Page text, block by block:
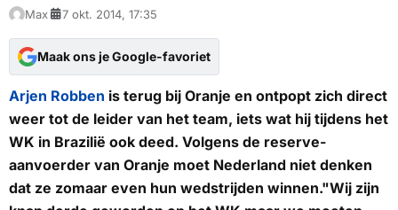
Max 7 okt. 2014, 17:35
Maak ons je Google-favoriet
Arjen Robben is terug bij Oranje en ontpopt zich direct
weer tot de leider van het team, iets wat hij tijdens het
WK in Brazilië ook deed. Volgens de reserve-
aanvoerder van Oranje moet Nederland niet denken
dat ze zomaar even hun wedstrijden winnen."Wij zijn